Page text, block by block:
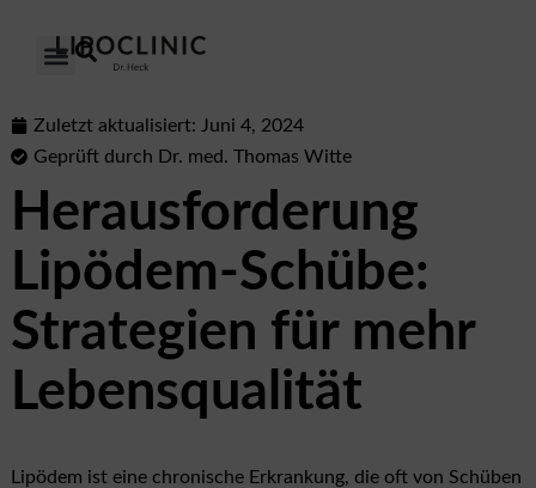
Zuletzt aktualisiert: Juni 4, 2024
Geprüft durch Dr. med. Thomas Witte
Herausforderung
Lipödem-Schübe:
Strategien für mehr
Lebensqualität
Lipödem ist eine chronische Erkrankung, die oft von Schüben